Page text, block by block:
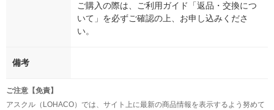
ご購入の際は、ご利用ガイド「返品・交換につ
いて」を必ずご確認の上、お申し込みくださ
い。
備考
ご注意【免責】
アスクル（LOHACO）では、サイト上に最新の商品情報を表示するよう努めて